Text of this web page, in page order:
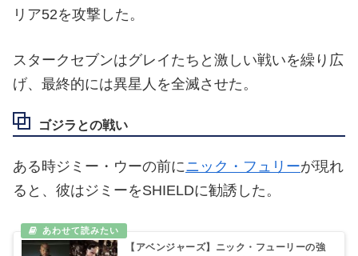
リア52を攻撃した。
スタークセブンはグレイたちと激しい戦いを繰り広
げ、最終的には異星人を全滅させた。
ゴジラとの戦い
ある時ジミー・ウーの前にニック・フュリーが現れ
ると、彼はジミーをSHIELDに勧誘した。
【アベンジャーズ】ニック・フューリーの強